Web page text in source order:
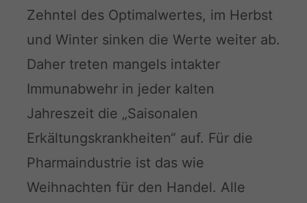
Zehntel des Optimalwertes, im Herbst
und Winter sinken die Werte weiter ab.
Daher treten mangels intakter
Immunabwehr in jeder kalten
Jahreszeit die „Saisonalen
Erkältungskrankheiten“ auf. Für die
Pharmaindustrie ist das wie
Weihnachten für den Handel. Alle